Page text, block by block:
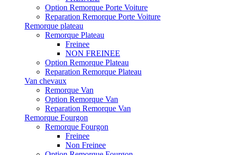
Option Remorque Porte Voiture
Reparation Remorque Porte Voiture
Remorque plateau
Remorque Plateau
Freinee
NON FREINEE
Option Remorque Plateau
Reparation Remorque Plateau
Van chevaux
Remorque Van
Option Remorque Van
Reparation Remorque Van
Remorque Fourgon
Remorque Fourgon
Freinee
Non Freinee